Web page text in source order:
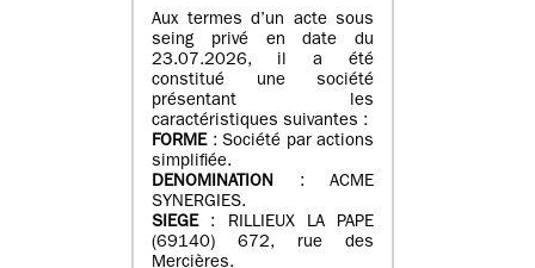
Aux termes d’un acte sous
seing privé en date du
23.07.2026, il a été
constitué une société
présentant les
caractéristiques suivantes :
FORME: Société par actions
simplifiée.
DENOMINATION : ACME
SYNERGIES.
SIEGE: RILLIEUX LA PAPE
(69140) 672, rue des
Mercières.